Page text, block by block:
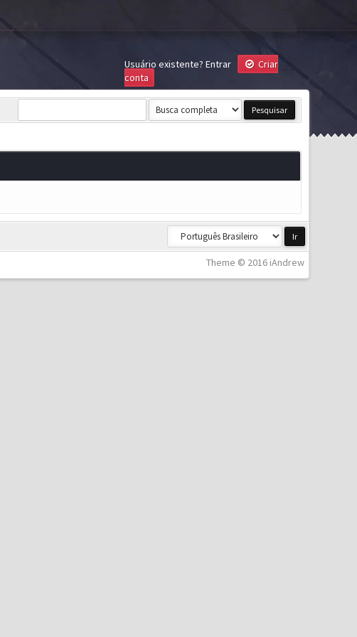
Usuário existente? Entrar
Criar
conta
Theme © 2016 iAndrew